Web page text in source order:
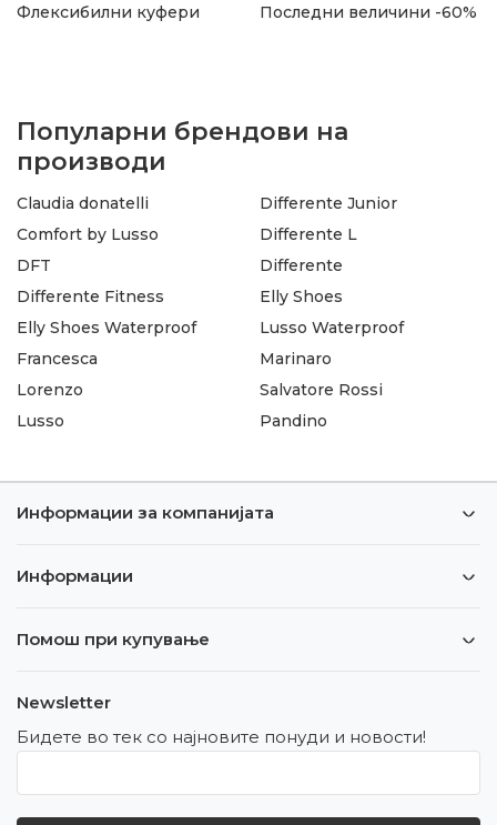
Флексибилни куфери
Последни величини -60%
Популарни брендови на
производи
Claudia donatelli
Comfort by Lusso
DFT
Differente Fitness
Differente Junior
Differente L
Differente
Elly Shoes
Elly Shoes Waterproof
Francesca
Lorenzo
Lusso
Lusso Waterproof
Marinaro
Salvatore Rossi
Pandino
Информации за компанијата
Информации
Помош при купување
Newsletter
Бидете во тек со најновите понуди и новости!